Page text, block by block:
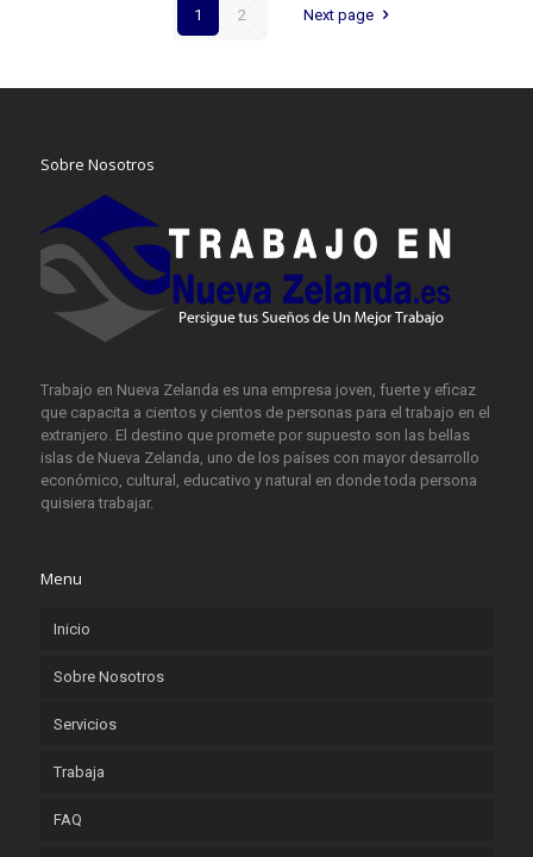
1 2 Next page
Sobre Nosotros
Trabajo en Nueva Zelanda es una empresa joven, fuerte y eficaz
que capacita a cientos y cientos de personas para el trabajo en el
extranjero. El destino que promete por supuesto son las bellas
islas de Nueva Zelanda, uno de los países con mayor desarrollo
económico, cultural, educativo y natural en donde toda persona
quisiera trabajar.
Menu
Inicio
Sobre Nosotros
Servicios
Trabaja
FAQ